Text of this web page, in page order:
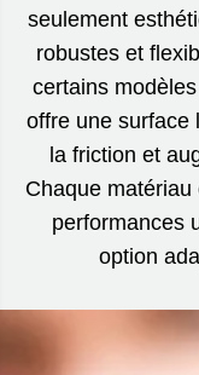
seulement
robustes et
certains
offre une surface
la friction et
Chaque
performances
option